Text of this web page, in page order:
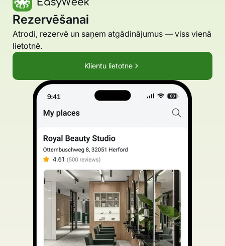
Rezervēšanai
Atrodi, rezervē un saņem atgādinājumus — viss vienā
lietotnē.
Klientu lietotne